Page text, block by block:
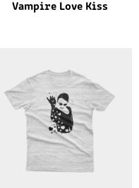
Vampire Love Kiss